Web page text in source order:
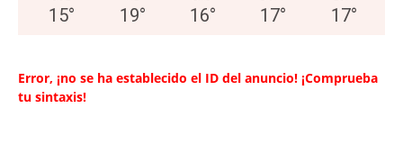
15° 19° 16° 17° 17°
Error, ¡no se ha establecido el ID del anuncio! ¡Comprueba
tu sintaxis!